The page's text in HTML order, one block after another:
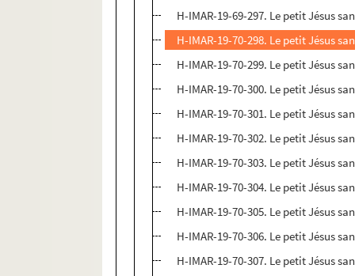
H-IMAR-19-69-297. Le petit Jésus
H-IMAR-19-70-298. Le petit Jésus
H-IMAR-19-70-299. Le petit Jésus
H-IMAR-19-70-300. Le petit Jésus
H-IMAR-19-70-301. Le petit Jésus
H-IMAR-19-70-302. Le petit Jésus
H-IMAR-19-70-303. Le petit Jésus
H-IMAR-19-70-304. Le petit Jésus
H-IMAR-19-70-305. Le petit Jésus
H-IMAR-19-70-306. Le petit Jésus
H-IMAR-19-70-307. Le petit Jésus